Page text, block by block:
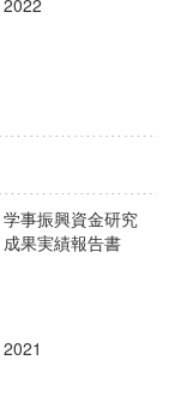
2022
学事振興資金研究
成果実績報告書
2021